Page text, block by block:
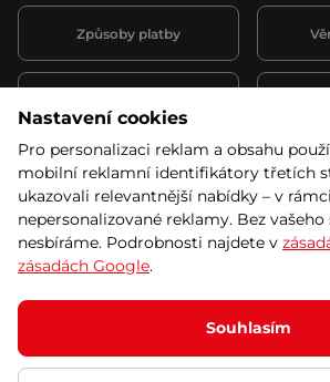
Způsoby platby
Půjčovna
obchodní podmínky
© 2026 SEVEN SPORT s.r.o Všechna práva
Podle zákona o evidenci tržeb je prodávající
kupujícímu účtenku.
Zároveň je povinen zaevidovat přijatou tržbu u
Nastavení cookies
Pro personalizaci reklam a obsahu
mobilní reklamní identifikátory třetích
ukazovali relevantnější nabídky – v
nepersonalizované reklamy. Bez
nesbíráme. Podrobnosti najdete v
zásadách Google.
Souhlasím